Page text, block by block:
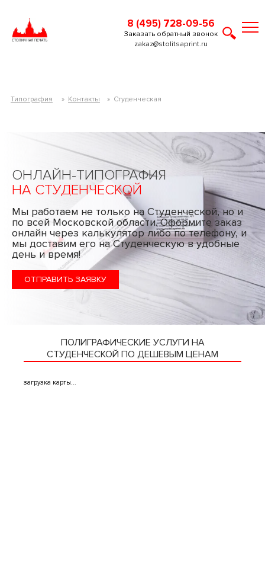
8 (495) 728-09-56
zakaz@stolitsaprint.ru
Заказать обратный звонок
Типография » Контакты » Студенческая
ОНЛАЙН-ТИПОГРАФИЯ
НА СТУДЕНЧЕСКОЙ
Мы работаем не только на Студенческой, но и
по всей Московской области. Оформите заказ
онлайн через калькулятор либо по телефону, и
мы доставим его на Студенческую в удобные
день и время!
ОТПРАВИТЬ ЗАЯВКУ
ПОЛИГРАФИЧЕСКИЕ УСЛУГИ НА
СТУДЕНЧЕСКОЙ ПО ДЕШЕВЫМ ЦЕНАМ
загрузка карты...